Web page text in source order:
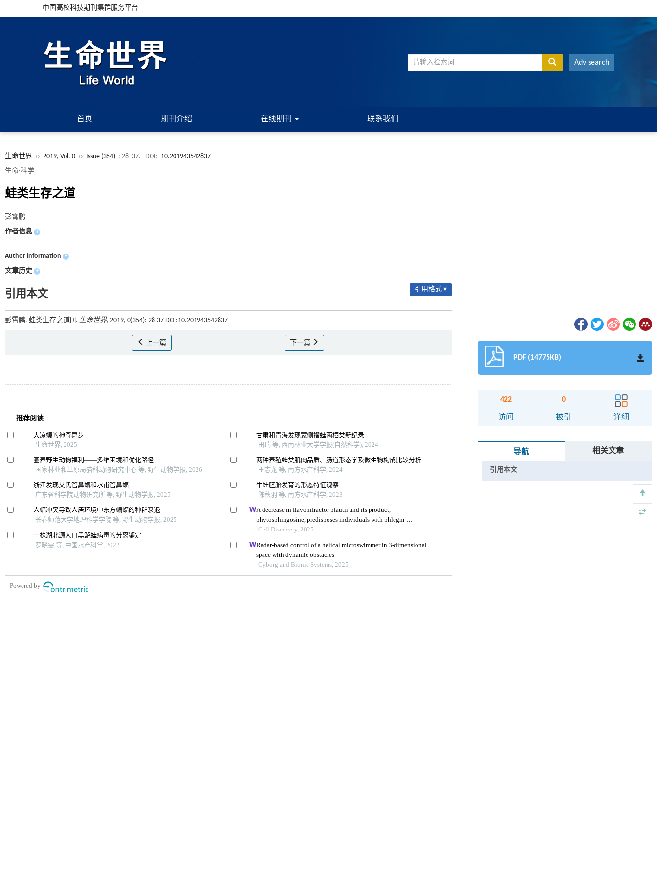
中国高校科技期刊集群服务平台
Adv search
首页 期刊介绍 在线期刊 联系我们
生命世界 ›› 2019, Vol. 0 ›› Issue (354) : 28 -37. DOI: 10.201943542837
生命·科学
蛙类生存之道
彭霄鹏
作者信息 +
Author information +
文章历史 +
引用本文 引用格式 ▾
彭霄鹏. 蛙类生存之道[J]. 生命世界, 2019, 0(354): 28-37 DOI:10.201943542837
上一篇 下一篇
PDF (14775KB)
422
访问
0
被引 详细
导航 相关文章
引用本文